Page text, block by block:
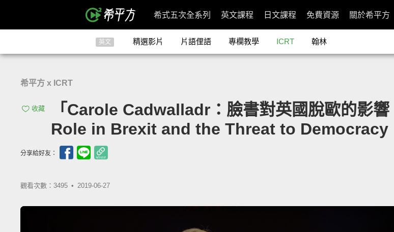
希式五次全系列 英文課程 日文課程 免費資源 關於希平方
英文 精選影片 片語俚語 專欄教學 ICRT 翰林
希平方 x ICRT
收藏
「Carole Cadwalladr：臉書對英國脫歐的影
Role in Brexit and the Threat to Democracy
分享給好友：
觀看次數：3495 • 2019-06-27